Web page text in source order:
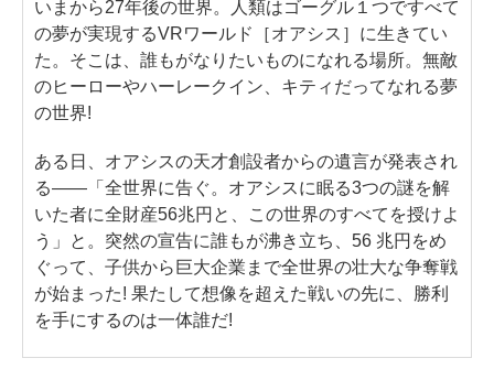
いまから27年後の世界。人類はゴーグル１つですべて
の夢が実現するVRワールド［オアシス］に生きてい
た。そこは、誰もがなりたいものになれる場所。無敵
のヒーローやハーレークイン、キティだってなれる夢
の世界!
ある日、オアシスの天才創設者からの遺言が発表され
る――「全世界に告ぐ。オアシスに眠る3つの謎を解
いた者に全財産56兆円と、この世界のすべてを授けよ
う」と。突然の宣告に誰もが沸き立ち、56 兆円をめ
ぐって、子供から巨大企業まで全世界の壮大な争奪戦
が始まった! 果たして想像を超えた戦いの先に、勝利
を手にするのは一体誰だ!